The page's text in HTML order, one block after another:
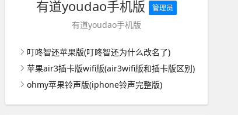
有道youdao手机版 管理员
有道youdao手机版
叮咚智还苹果版(叮咚智还为什么改名了)
苹果air3插卡版wifi版(air3wifi版和插卡版区别)
ohmy苹果铃声版(iphone铃声完整版)